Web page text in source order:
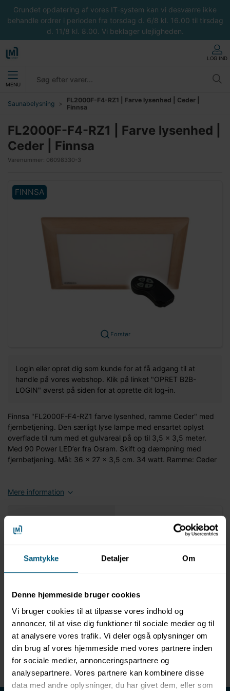
Samtykke Detaljer Om
Denne hjemmeside bruger cookies
Vi bruger cookies til at tilpasse vores indhold og
annoncer, til at vise dig funktioner til sociale medier og til
at analysere vores trafik. Vi deler også oplysninger om
din brug af vores hjemmeside med vores partnere inden
for sociale medier, annonceringspartnere og
analysepartnere. Vores partnere kan kombinere disse
data med andre oplysninger, du har givet dem, eller som
Grundet opdatering af vores IT-system kan vi desværre ikke
behandle ordrer i perioden fra torsdag d. 6/8 kl. 16.00 til tirsdag
d. 11/8 kl. 8.00. Vi beklager ulejligheden.
LOG IND
MENU
Saunabelysning
FL2000F-F4-RZ1 | Farve lysenhed | Ceder |
Finnsa
FL2000F-F4-RZ1 | Farve lysenhed |
Ceder | Finnsa
Varenummer: 06098330-3
FINNSA
Forstør
Login eller opret dig som kunde for at få adgang til at
handle på vores webshop. Klik på linket "OPRET B2B-
LOGIN" øverst på siden for at oprette dit log-in.
Finnsa "FL2000F-F4-RZ1 farve lysenhed, ramme Ceder" med
fjernbetjening. Den særligt lyse lampe med ensartet oplyst
overflade til rum med et gulvareal på op til 3,5 x 3,5 meter.
Med 90 Power LED’er fra Osram. Skift og dæmpning med
fjernbetjening. Mål: 36 x 27 x 3,5 cm. 34 watt. Ramme: Ceder
Mere information
Information Specifikationer
Temperaturbestandig op til 125 grader
Farverne ændres med glatte overgange
Flere collaxx farve lys enheder kan tilsluttes parallelt
med kun en fjernbetjening
Nem eftermontering
Dimensioner: 36 x 27 x 3,5 cm, 34 watt
Træ: Ceder